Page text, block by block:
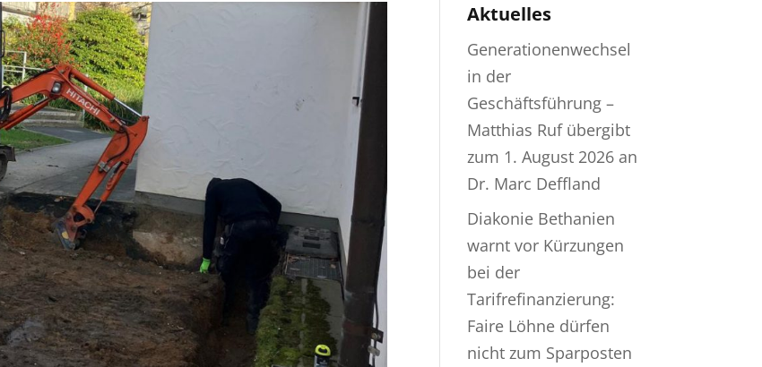
Aktuelles
Generationenwechsel
in der
Geschäftsführung –
Matthias Ruf übergibt
zum 1. August 2026 an
Dr. Marc Deffland
Diakonie Bethanien
warnt vor Kürzungen
bei der
Tarifrefinanzierung:
Faire Löhne dürfen
nicht zum Sparposten